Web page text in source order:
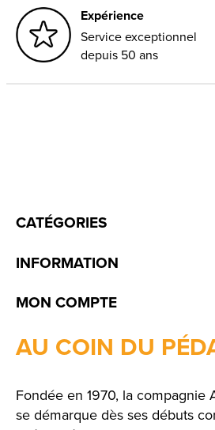
Expérience
Service exceptionnel
depuis 50 ans
CATÉGORIES
INFORMATION
MON COMPTE
AU COIN DU
Fondée en 1970, la compagnie
se démarque dès ses débuts